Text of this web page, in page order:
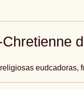
eudcadoras,